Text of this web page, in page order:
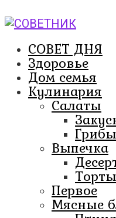
к
СОВЕТ ДНЯ
Здоровье
Дом семья
Кулинария
Салаты
Грибы
Выпечка
Первое
Мясные